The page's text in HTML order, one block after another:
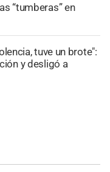
“tumberas” en
tuve un brote":
y desligó a